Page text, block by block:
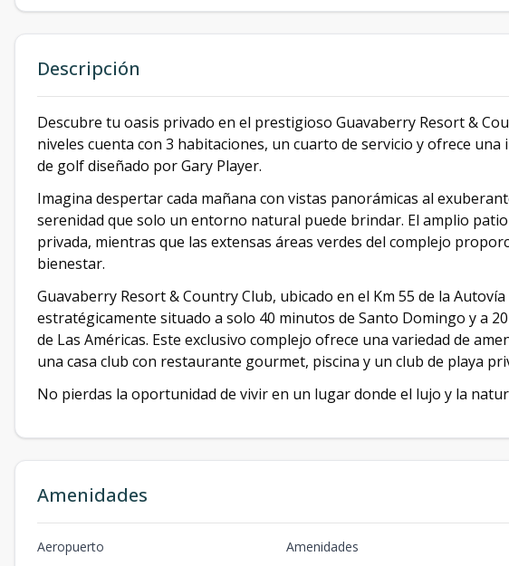
Descripción
Descubre tu oasis privado en el prestigioso Guavaberry Resort &
niveles cuenta con 3 habitaciones, un cuarto de servicio y ofrece
de golf diseñado por Gary Player.
Imagina despertar cada mañana con vistas panorámicas al
serenidad que solo un entorno natural puede brindar. El amplio
privada, mientras que las extensas áreas verdes del complejo
bienestar.
Guavaberry Resort & Country Club, ubicado en el Km 55 de la
estratégicamente situado a solo 40 minutos de Santo Domingo y a
de Las Américas. Este exclusivo complejo ofrece una variedad de
una casa club con restaurante gourmet, piscina y un club de playa
No pierdas la oportunidad de vivir en un lugar donde el lujo y la
Amenidades
Aeropuerto Amenidades